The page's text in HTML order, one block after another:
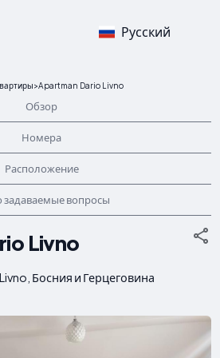
Русский
>Apartman Dario Livno
Обзор
Номера
Расположение
задаваемые вопросы
Livno
Босния и Герцеговина